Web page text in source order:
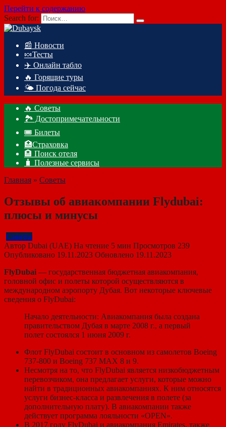
Перейти к содержанию
Search for:
📰 Новости
🍬Тесты
✈️ Онлайн табло
🔥 Горящие туры
🌤️ Погода сейчас
🔥 Советы
🏞️ Достопримечательности
🎟️ Билеты
🏥Страховка
🏨 Поиск отеля
🧳 Полезные сервисы
Главная » Советы
Отзывы об авиакомпании Flydubai:
плюсы и минусы
Советы
Автор Dubai (UAE) На чтение 5 мин Просмотров 239
Опубликовано 19.11.2023 Обновлено 19.11.2023
FlyDubai — государственная бюджетная авиакомпания,
головной офис и полеты которой осуществляются в
международном аэропорту Дубая. Вот некоторые ключевые
сведения о FlyDubai:
Начало деятельности: Авиакомпания была создана
правительством Дубая в марте 2008 г., а первый
полет состоялся 1 июня 2009 г.
Флот FlyDubai состоит в основном из самолетов Boeing
737-800 и Boeing 737 MAX 8 и 9.
Несмотря на то, что FlyDubai является низкобюджетным
перевозчиком, она предлагает услуги, которые можно
найти в традиционных авиакомпаниях. К ним относятся
услуги бизнес-класса и развлечения в полете (за
дополнительную плату). В авиакомпании также
действует программа лояльности «OPEN».
В 2017 году FlyDubai и авиакомпания Emirates, также